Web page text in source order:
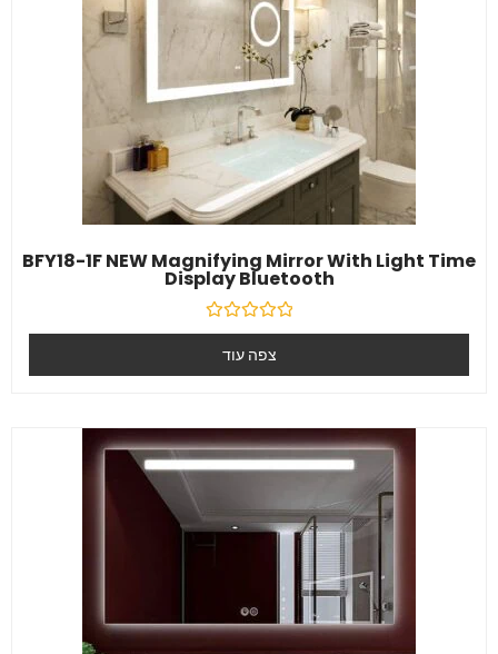
BFY18-1F NEW Magnifying Mirror With Light Time
Display Bluetooth
דורג
5
צפה עוד